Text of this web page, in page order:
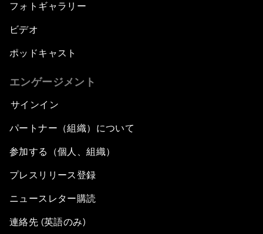
フォトギャラリー
ビデオ
ポッドキャスト
エンゲージメント
サインイン
パートナー（組織）について
参加する（個人、組織）
プレスリリース登録
ニュースレター購読
連絡先 (英語のみ)